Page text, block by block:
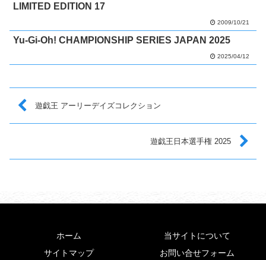
LIMITED EDITION 17
2009/10/21
Yu-Gi-Oh! CHAMPIONSHIP SERIES JAPAN 2025
2025/04/12
遊戯王 アーリーデイズコレクション
遊戯王日本選手権 2025
ホーム
当サイトについて
サイトマップ
お問い合せフォーム